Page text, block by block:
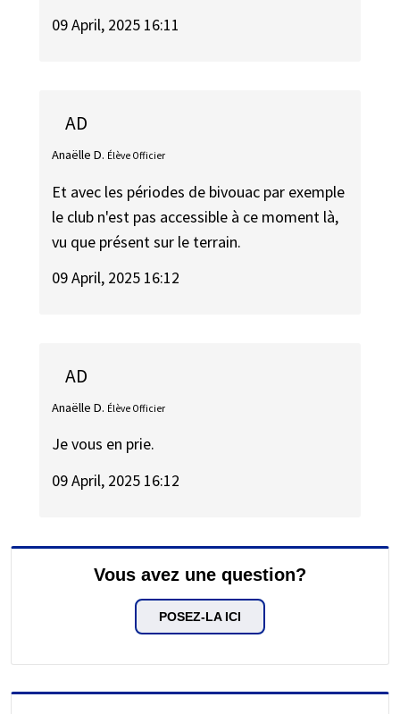
09 April, 2025 16:11
AD
Anaëlle D. Élève Officier
Et avec les périodes de bivouac par exemple
le club n'est pas accessible à ce moment là,
vu que présent sur le terrain.
09 April, 2025 16:12
AD
Anaëlle D. Élève Officier
Je vous en prie.
09 April, 2025 16:12
Vous avez une question?
POSEZ-LA ICI